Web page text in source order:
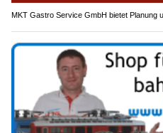
MKT Gastro Service GmbH bietet Planung